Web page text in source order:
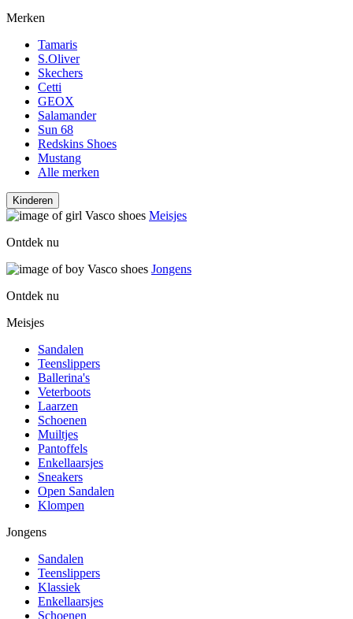
Merken
Tamaris
S.Oliver
Skechers
Cetti
GEOX
Salamander
Sun 68
Redskins Shoes
Mustang
Alle merken
Kinderen
Meisjes
Ontdek nu
Jongens
Ontdek nu
Meisjes
Sandalen
Teenslippers
Ballerina's
Veterboots
Laarzen
Schoenen
Muiltjes
Pantoffels
Enkellaarsjes
Sneakers
Open Sandalen
Klompen
Jongens
Sandalen
Teenslippers
Klassiek
Enkellaarsjes
Schoenen